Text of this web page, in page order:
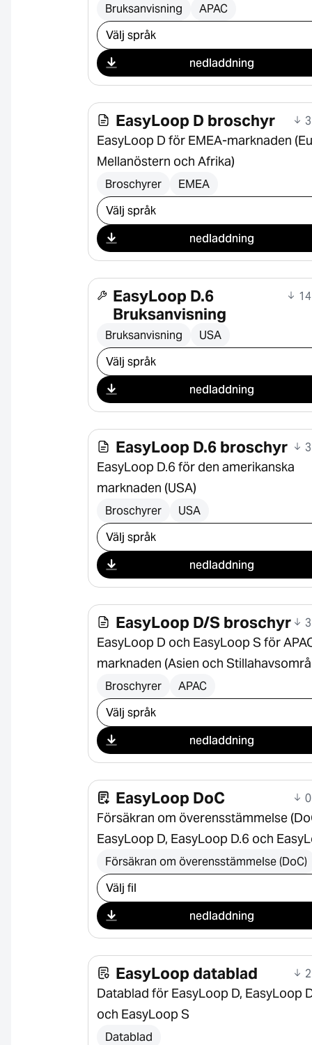
Bruksanvisning APAC
Välj nedladdning
nedladdning
EasyLoop D broschyr
EasyLoop D för EMEA-marknaden
Mellanöstern och Afrika)
Broschyrer EMEA
Välj nedladdning
nedladdning
EasyLoop D.6
Bruksanvisning
Bruksanvisning USA
Välj nedladdning
nedladdning
EasyLoop D.6 broschyr
EasyLoop D.6 för den amerikanska
marknaden (USA)
Broschyrer USA
Välj nedladdning
nedladdning
EasyLoop D/S broschyr
EasyLoop D och EasyLoop S för
marknaden (Asien och
Broschyrer APAC
Välj nedladdning
nedladdning
EasyLoop DoC
Försäkran om överensstämmelse
EasyLoop D, EasyLoop D.6 och
Försäkran om överensstämmelse (DoC)
Välj nedladdning
nedladdning
EasyLoop datablad
Datablad för EasyLoop D, EasyLoop
och EasyLoop S
Datablad